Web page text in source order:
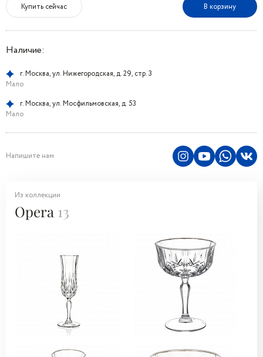
Купить сейчас В корзину
Наличие:
г. Москва, ул. Нижегородская, д. 29, стр. 3
Мало
г. Москва, ул. Мосфильмовская, д. 53
Мало
Напишите нам
Из коллекции
Opera 13